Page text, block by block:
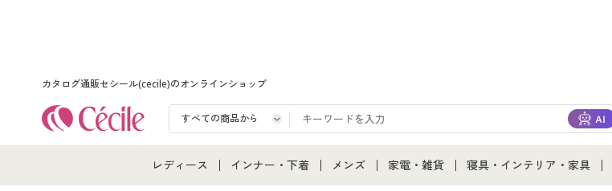
カタログ通販セシール(cecile)のオンラインショップ
レディース インナー・下着 メンズ 家電・雑貨 寝具・インテリア・家具